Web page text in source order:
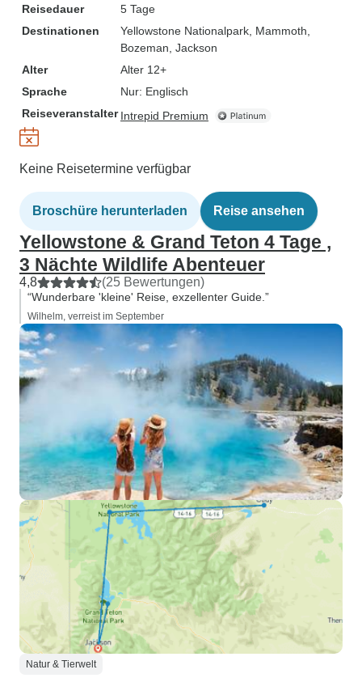
Reisedauer
5 Tage
Destinationen
Yellowstone Nationalpark , Mammoth
Bozeman , Jackson
Alter
Alter 12+
Sprache
Nur: Englisch
Reiseveranstalter Intrepid Premium
Keine Reisetermine verfügbar
Broschüre herunterladen Reise ansehen
Yellowstone & Grand Teton 4 Tage ,
3 Nächte Wildlife Abenteuer
4,8 (25 Bewertungen)
“Wunderbare 'kleine' Reise, exzellenter Guide.”
Wilhelm, verreist im September
Natur & Tierwelt